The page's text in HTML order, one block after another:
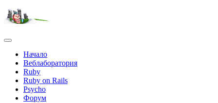
Начало
Веблаборатория
Ruby
Ruby on Rails
Psycho
Форум